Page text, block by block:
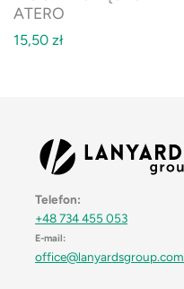
ATERO
15,50 zł
Telefon:
+48 734 455 053
E-mail:
office@lanyardsgroup.com